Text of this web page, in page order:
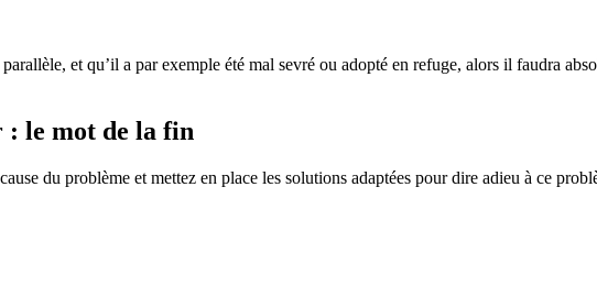
et qu’il a par exemple été mal sevré ou adopté en refuge, alors il faudra
: le mot de la fin
du problème et mettez en place les solutions adaptées pour dire adieu à ce